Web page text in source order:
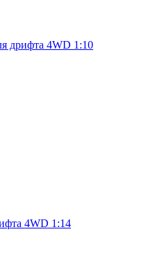
дрифта 4WD 1:10
4WD 1:14